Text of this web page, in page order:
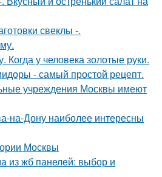
свеклы -.
Когда у человека золотые руки.
- самый простой рецепт.
учреждения Москвы имеют
на-Дону наиболее интересны
Москвы
из жб панелей: выбор и